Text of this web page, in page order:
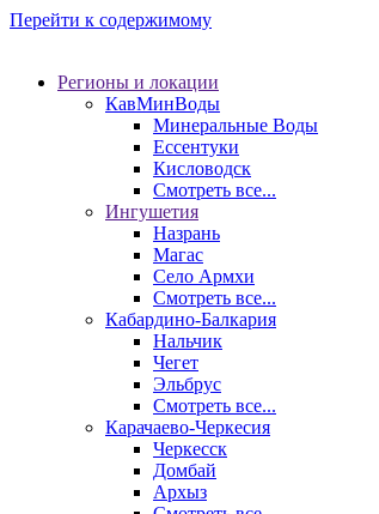
Перейти к содержимому
Регионы и локации
КавМинВоды
Минеральные Воды
Ессентуки
Кисловодск
Смотреть все...
Ингушетия
Назрань
Магас
Село Армхи
Смотреть все...
Кабардино-Балкария
Нальчик
Чегет
Эльбрус
Смотреть все...
Карачаево-Черкесия
Черкесск
Домбай
Архыз